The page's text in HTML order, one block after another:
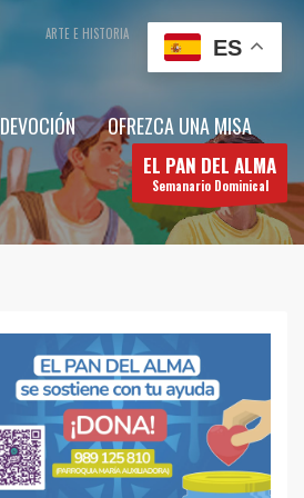
ARTE E HISTORIA CONTÁCTENOS
DEVOCIÓN OFREZCA UNA MISA
EL PAN DEL ALMA
Semanario Dominical
ES